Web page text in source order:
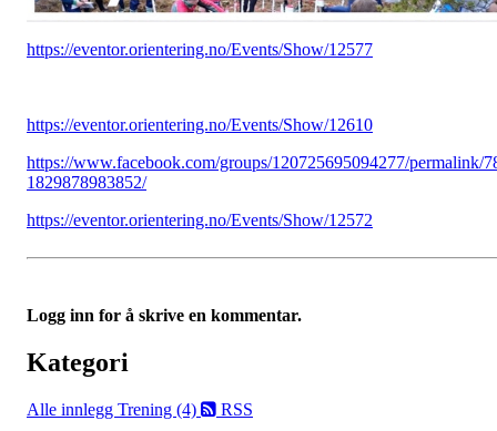
https://eventor.orientering.no/Events/Show/12577
https://eventor.orientering.no/Events/Show/12610
https://www.facebook.com/groups/120725695094277/permalink/
1829878983852/
https://eventor.orientering.no/Events/Show/12572
Logg inn for å skrive en kommentar.
Kategori
Alle innlegg Trening (4) RSS